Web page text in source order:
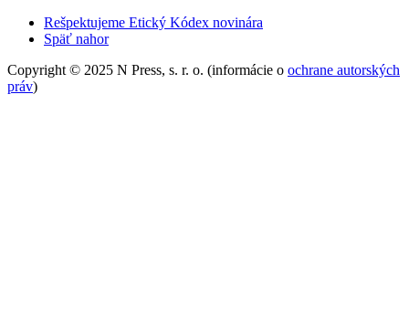
Rešpektujeme Etický Kódex novinára
Späť nahor
Copyright © 2025 N Press, s. r. o. (informácie o ochrane autorských
práv)